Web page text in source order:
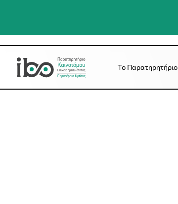
Το Παρατηρητήριο